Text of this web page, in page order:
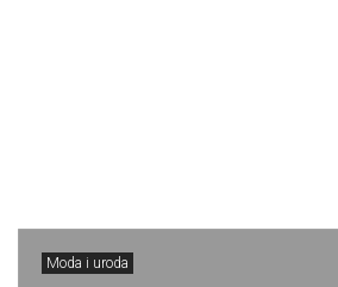
Moda i uroda